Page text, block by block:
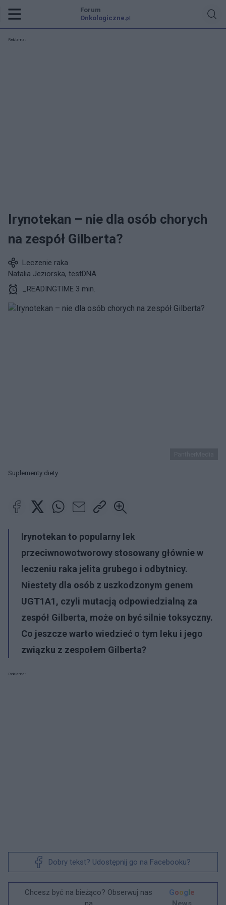
Forum
Onkologiczne .pl
Reklama:
Irynotekan – nie dla osób chorych
na zespół Gilberta?
Leczenie raka
Natalia Jeziorska, testDNA
_READINGTIME 3 min.
Suplementy diety
Irynotekan to popularny lek
przeciwnowotworowy stosowany głównie w
leczeniu raka jelita grubego i odbytnicy.
Niestety dla osób z uszkodzonym genem
UGT1A1, czyli mutacją odpowiedzialną za
zespół Gilberta, może on być silnie toksyczny.
Co jeszcze warto wiedzieć o tym leku i jego
związku z zespołem Gilberta?
Reklama:
Dobry tekst? Udostępnij go na Facebooku?
Chcesz być na bieżąco? Obserwuj nas
Google